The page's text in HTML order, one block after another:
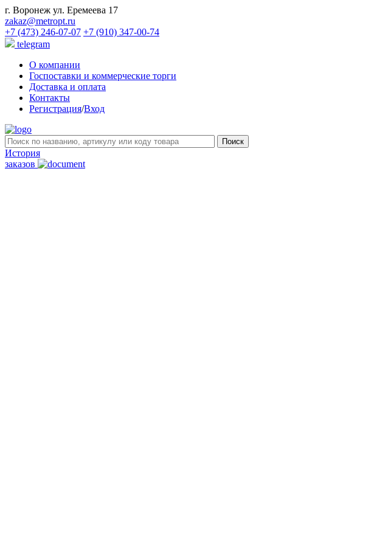
г. Воронеж ул. Еремеева 17
zakaz@metropt.ru
+7 (473) 246-07-07 +7 (910) 347-00-74
telegram
О компании
Госпоставки и коммерческие торги
Доставка и оплата
Контакты
Регистрация/Вход
История
заказов